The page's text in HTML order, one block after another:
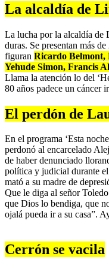
La alcaldía de
La lucha por la alcaldía de
duras. Se presentan más
figuran Ricardo Belmont,
Yehude Simon, Francis
Llama la atención lo del
80 años padece un cáncer
El perdón de
En el programa ‘Esta
perdonó al encarcelado
de haber denunciado
política y judicial durante
mató a su madre de
Que le diga al señor
que Dios lo bendiga, que
ojalá pueda ir a su casa”.
Cerrón se vacila